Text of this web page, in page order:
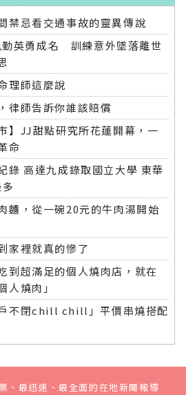
禁忌看交通事故的靈異傳說
英勇成名 訓練意外墜落離世
理師這麼說
律師告訴你誰該賠償
】JJ甜點研究所花蓮開幕，一
命
錄 高達九成錄取國立大學 東華
麵，從一碗20元的牛肉湯開始
家裡就真的慘了
到超滿足的個人燒肉店，就在
人燒肉」
不閉chill chill」平價串燒搭配
、最迅速、最全面的在地新聞報導